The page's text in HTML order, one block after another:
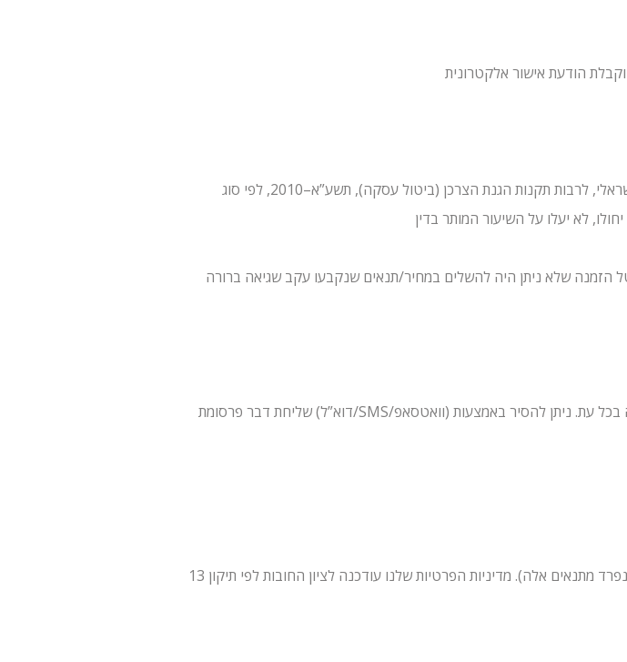
ד) ביטולים והחזרים: זכויות הביטול וההחזר יפעלו בהתאם להוראות הדין הישראלי, לרבות תקנות הגנת הצרכן (ביטול עסקה), תשע”א–2010, לפי סוג
שליחת דבר פרסומת (דוא”ל/SMS/וואטסאפ) תתבצע רק בהתאם לדין החל, לרבות דרישת הסכמה מראש ובאפשרות הסרה בכל עת. ניתן להסיר באמצעות
עיבוד מידע אישי ייעשה לפי מדיניות הפרטיות של האתר (המהווה חלק בלתי נפרד מתנאים אלה). מדיניות הפרטיות שלנו עודכנה לציון החובות לפי תיקון 13